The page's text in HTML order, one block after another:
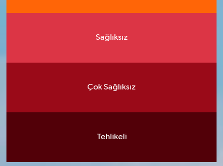
Sağlıksız
Çok Sağlıksız
Tehlikeli